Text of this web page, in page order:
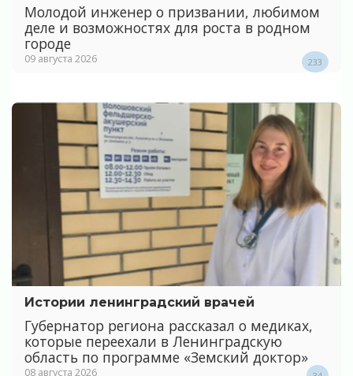
Молодой инженер о призвании, любимом
деле и возможностях для роста в родном
городе
09 августа 2026 233
Истории ленинградский врачей
Губернатор региона рассказал о медиках,
которые переехали в Ленинградскую
область по программе «Земский доктор»
08 августа 2026